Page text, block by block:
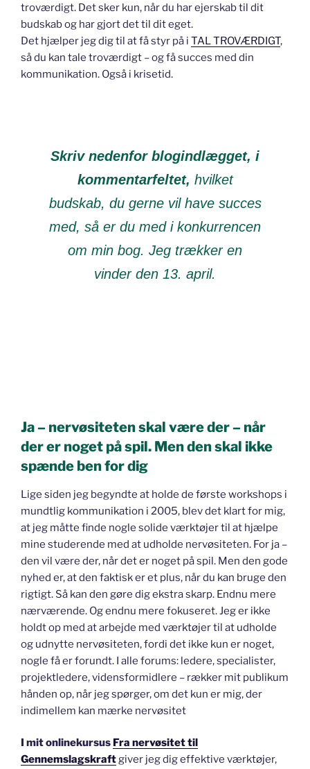
troværdigt. Det sker kun, når du har ejerskab til dit
budskab og har gjort det til dit eget.
Det hjælper jeg dig til at få styr på i TAL TROVÆRDIGT,
så du kan tale troværdigt – og få succes med din
kommunikation. Også i krisetid.
Skriv nedenfor blogindlægget, i
kommentarfeltet, hvilket
budskab, du gerne vil have succes
med, så er du med i konkurrencen
om min bog. Jeg trækker en
vinder den 13. april.
Ja – nervøsiteten skal være der – når
der er noget på spil. Men den skal ikke
spænde ben for dig
Lige siden jeg begyndte at holde de første workshops i
mundtlig kommunikation i 2005, blev det klart for mig,
at jeg måtte finde nogle solide værktøjer til at hjælpe
mine studerende med at udholde nervøsiteten. For ja –
den vil være der, når det er noget på spil. Men den gode
nyhed er, at den faktisk er et plus, når du kan bruge den
rigtigt. Så kan den gøre dig ekstra skarp. Endnu mere
nærværende. Og endnu mere fokuseret. Jeg er ikke
holdt op med at arbejde med værktøjer til at udholde
og udnytte nervøsiteten, fordi det ikke kun er noget,
nogle få er forundt. I alle forums: ledere, specialister,
projektledere, vidensformidlere – rækker mit publikum
hånden op, når jeg spørger, om det kun er mig, der
indimellem kan mærke nervøsitet
I mit onlinekursus Fra nervøsitet til
Gennemslagskraftgiver jeg dig effektive værktøjer,